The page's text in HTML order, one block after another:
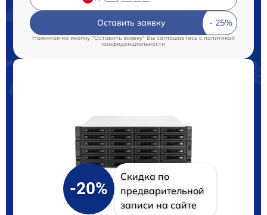
Оставить заявку
Нажимая на кнопку "Оставить заявку" Вы соглашаетесь cполитикой
конфиденциальности
-20%
Скидка по
предварительной
записи на сайте